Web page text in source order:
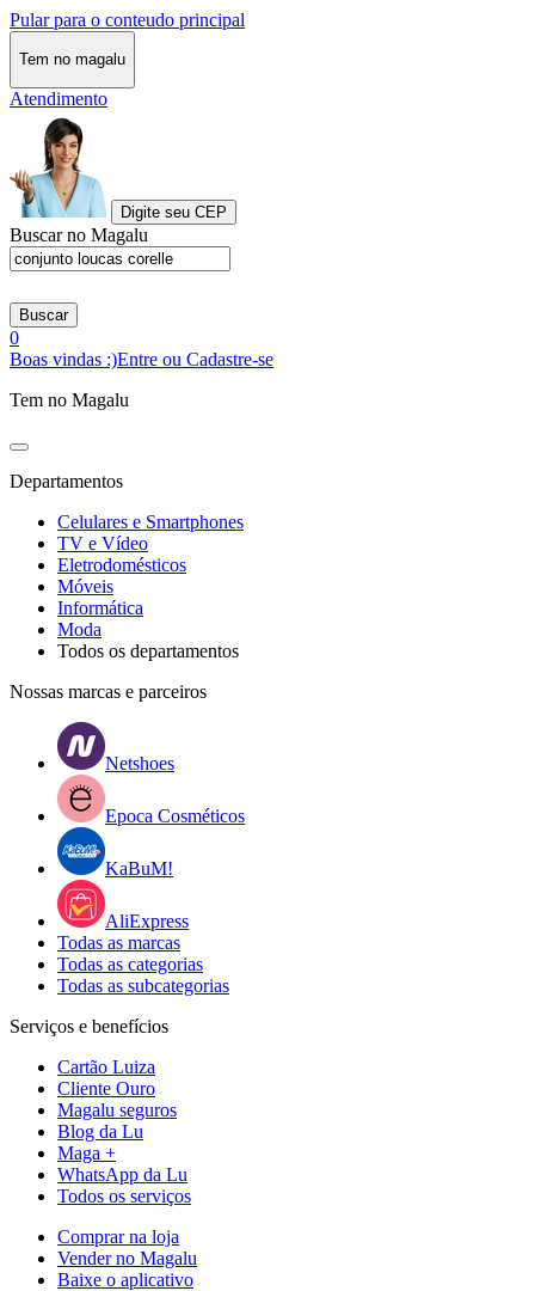
Pular para o conteudo principal
Tem no magalu
Atendimento
Digite seu CEP
Buscar no Magalu
Buscar
0
Boas vindas :)Entre ou Cadastre-se
Tem no Magalu
Departamentos
Celulares e Smartphones
TV e Vídeo
Eletrodomésticos
Móveis
Informática
Moda
Todos os departamentos
Nossas marcas e parceiros
Netshoes
Epoca Cosméticos
KaBuM!
AliExpress
Todas as marcas
Todas as categorias
Todas as subcategorias
Serviços e benefícios
Cartão Luiza
Cliente Ouro
Magalu seguros
Blog da Lu
Maga +
WhatsApp da Lu
Todos os serviços
Comprar na loja
Vender no Magalu
Baixe o aplicativo